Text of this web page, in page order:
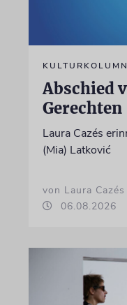
Abschied
Gerechten
Laura Cazés
(Mia) Latković
von Laura Cazés
06.08.2026